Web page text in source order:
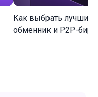
Как выбрать лучший
обменник и P2P-